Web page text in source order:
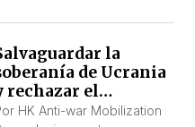
ucraniano,
en la Casa Blanca,
como las exigencias de
acepte anexiones
y someta a
la
de Ucrania
rechazar el
HK Anti-war Mobilization